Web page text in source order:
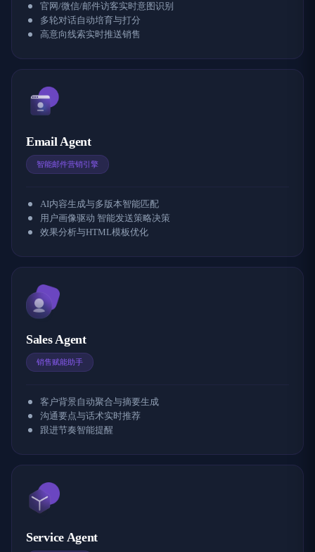
官网/微信/邮件访客实时意图识别
多轮对话自动培育与打分
高意向线索实时推送销售
Email Agent
智能邮件营销引擎
AI内容生成与多版本智能匹配
用户画像驱动 智能发送策略决策
效果分析与HTML模板优化
Sales Agent
销售赋能助手
客户背景自动聚合与摘要生成
沟通要点与话术实时推荐
跟进节奏智能提醒
Service Agent